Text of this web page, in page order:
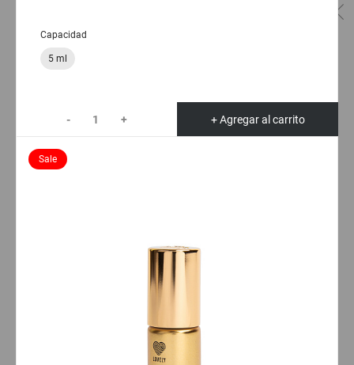
Capacidad
5 ml
- + + Agregar al carrito
Sale